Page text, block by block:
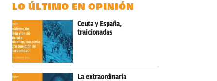
LO ÚLTIMO EN OPINIÓN
Ceuta y España,
traicionadas
La extraordinaria